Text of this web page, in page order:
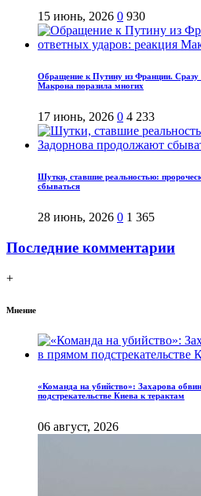
15 июнь, 2026 0 930
Обращение к Путину из Франции. Сразу
Макрона поразила многих
17 июнь, 2026 0 4 233
Шутки, ставшие реальностью:
сбываться
28 июнь, 2026 0 1 365
Последние комментарии
+
Мнение
«Команда на убийство»: Захарова
подстрекательстве Киева к терактам
06 август, 2026